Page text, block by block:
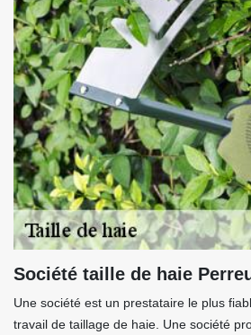
Société taille de haie
Une société est un prestataire le plus
travail de taillage de haie. Une société